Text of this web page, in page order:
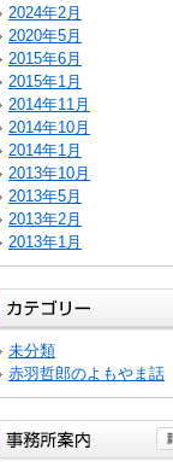
2024年2月
2020年5月
2015年6月
2015年1月
2014年11月
2014年10月
2014年1月
2013年10月
2013年5月
2013年2月
2013年1月
未分類
赤羽哲郎のよもやま話